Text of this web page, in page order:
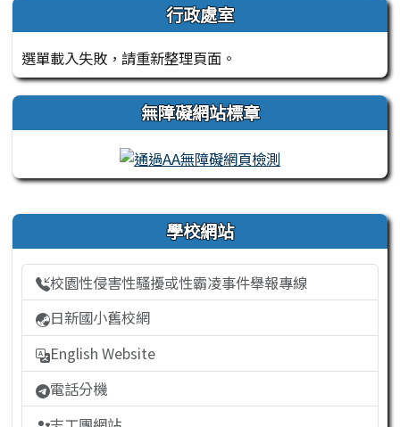
行政處室
選單載入失敗，請重新整理頁面。
無障礙網站標章
右邊區域內容 學校網站
校園性侵害性騷擾或性霸凌事件舉報專線
日新國小舊校網
English Website
電話分機